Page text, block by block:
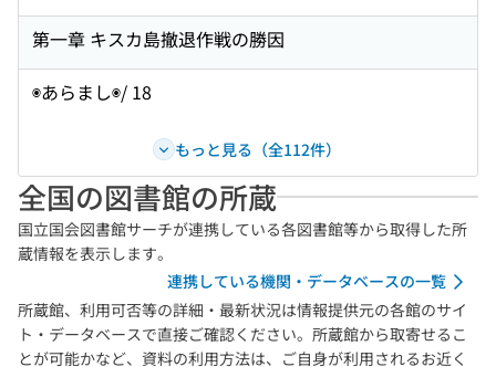
第一章 キスカ島撤退作戦の勝因
◉あらまし◉/ 18
もっと見る（全112件）
全国の図書館の所蔵
国立国会図書館サーチが連携している各図書館等から取得した所
蔵情報を表示します。
連携している機関・データベースの一覧
所蔵館、利用可否等の詳細・最新状況は情報提供元の各館のサイ
ト・データベースで直接ご確認ください。所蔵館から取寄せるこ
とが可能かなど、資料の利用方法は、ご自身が利用されるお近く